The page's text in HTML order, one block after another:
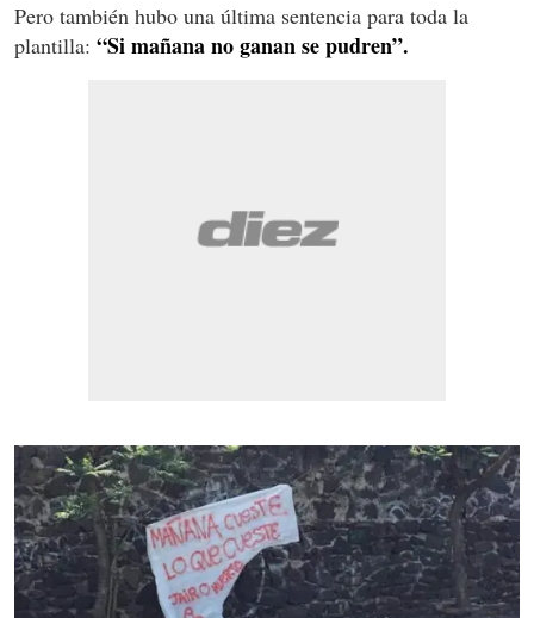
Pero también hubo una última sentencia para toda la
plantilla: “Si mañana no ganan se pudren”.